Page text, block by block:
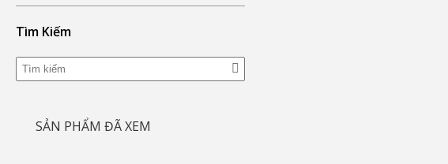
Tìm Kiếm
SẢN PHẨM ĐÃ XEM